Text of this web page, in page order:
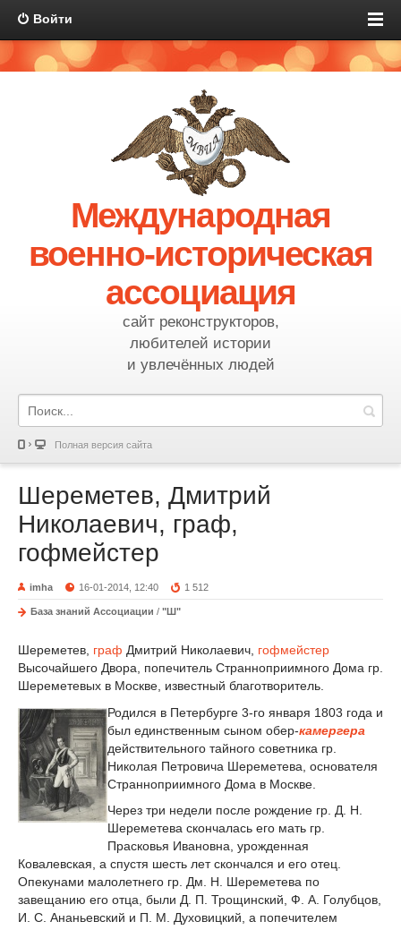
Войти
Международная
военно-историческая
ассоциация
сайт реконструкторов,
любителей истории
и увлечённых людей
Полная версия сайта
Шереметев, Дмитрий
Николаевич, граф,
гофмейстер
imha 16-01-2014, 12:40 1 512
База знаний Ассоциации / "Ш"
Шереметев, граф Дмитрий Николаевич, гофмейстер
Высочайшего Двора, попечитель Странноприимного Дома гр.
Шереметевых в Москве, известный благотворитель.
Родился в Петербурге 3-го января 1803 года и
был единственным сыном обер-камергера
действительного тайного советника гр.
Николая Петровича Шереметева, основателя
Странноприимного Дома в Москве.
Через три недели после рождение гр. Д. Н.
Шереметева скончалась его мать гр.
Прасковья Ивановна, урожденная
Ковалевская, а спустя шесть лет скончался и его отец.
Опекунами малолетнего гр. Дм. Н. Шереметева по
завещанию его отца, были Д. П. Трощинский, Ф. А. Голубцов,
И. С. Ананьевский и П. М. Духовицкий, а попечителем